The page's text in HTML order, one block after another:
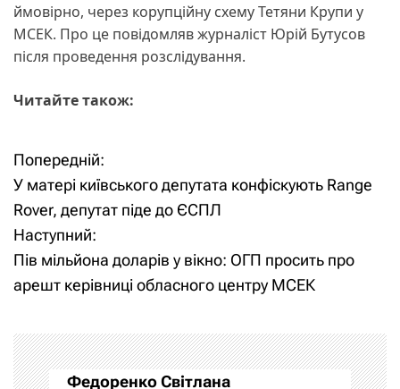
ймовірно, через корупційну схему Тетяни Крупи у
МСЕК. Про це повідомляв журналіст Юрій Бутусов
після проведення розслідування.
Читайте також:
Н
а
в
і
а
Попередній:
У матері київського депутата конфіскують Range
Rover, депутат піде до ЄСПЛ
Наступний:
Пів мільйона доларів у вікно: ОГП просить про
арешт керівниці обласного центру МСЕК
Федоренко Світлана